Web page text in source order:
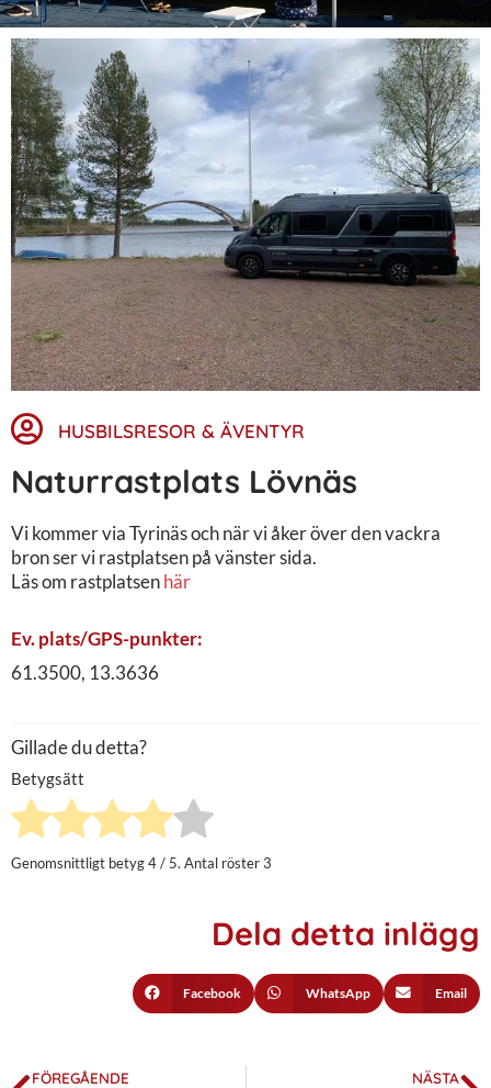
HUSBILSRESOR & ÄVENTYR
Naturrastplats Lövnäs
Vi kommer via Tyrinäs och när vi åker över den vackra
bron ser vi rastplatsen på vänster sida.
Läs om rastplatsenhär
Ev. plats/GPS-punkter:
61.3500, 13.3636
Gillade du detta?
Betygsätt
Genomsnittligt betyg4/ 5. Antal röster3
Dela detta inlägg
Facebook WhatsApp Email
FÖREGÅENDE NÄSTA